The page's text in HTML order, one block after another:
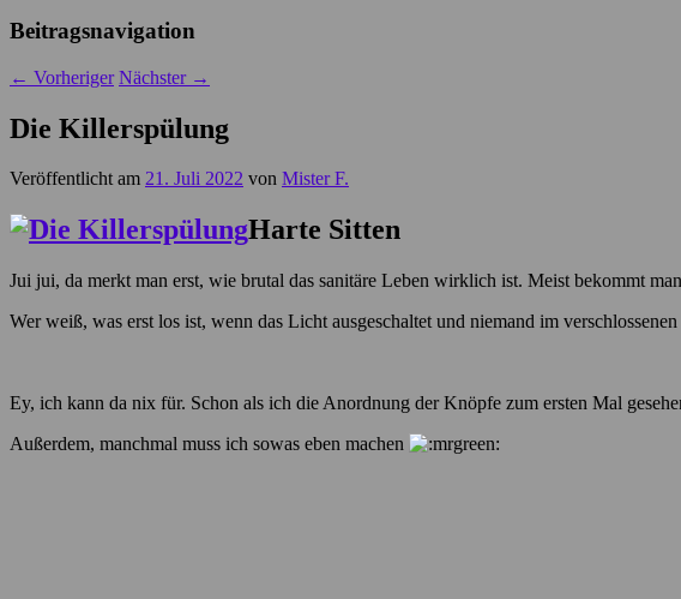
Beitragsnavigation
← Vorheriger Nächster →
Die Killerspülung
Veröffentlicht am 21. Juli 2022 von Mister F.
Harte Sitten
Jui jui, da merkt man erst, wie brutal das sanitäre Leben wirklich ist. Meist bekommt
Wer weiß, was erst los ist, wenn das Licht ausgeschaltet und niemand im
Ey, ich kann da nix für. Schon als ich die Anordnung der Knöpfe zum ersten Mal
Außerdem, manchmal muss ich sowas eben machen